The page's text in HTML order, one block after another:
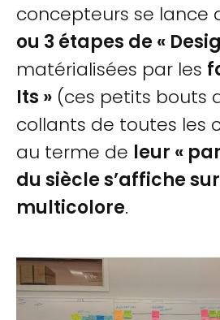
concepteurs se lance
ou 3 étapes de «
matérialisées par les
Its » (ces petits bouts
collants de toutes les
au terme de leur «
du siècle s’affiche
multicolore.